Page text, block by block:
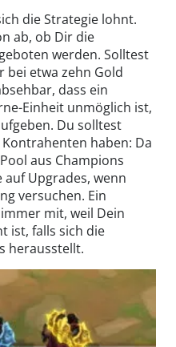
die Strategie lohnt.
ab, ob Dir die
werden. Solltest
bei etwa zehn Gold
dass ein
Einheit unmöglich ist,
Du solltest
haben: Da
aus Champions
auf Upgrades, wenn
versuchen. Ein
mit, weil Dein
ist, falls sich die
herausstellt.